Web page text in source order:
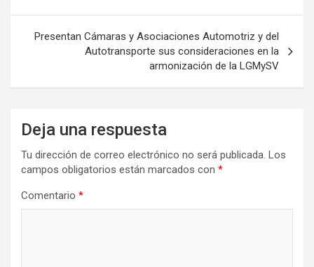
entradas
Presentan Cámaras y Asociaciones Automotriz y del
Autotransporte sus consideraciones en la
armonización de la LGMySV
Deja una respuesta
Tu dirección de correo electrónico no será publicada. Los
campos obligatorios están marcados con *
Comentario *